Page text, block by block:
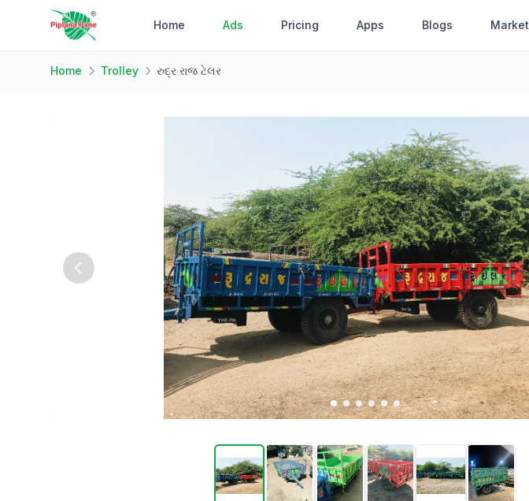
Home Ads Pricing Apps Blogs
Home Trolley રુદ્ર રાજ ટેલર